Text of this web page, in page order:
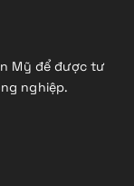
Mỹ để được tư
nghiệp.